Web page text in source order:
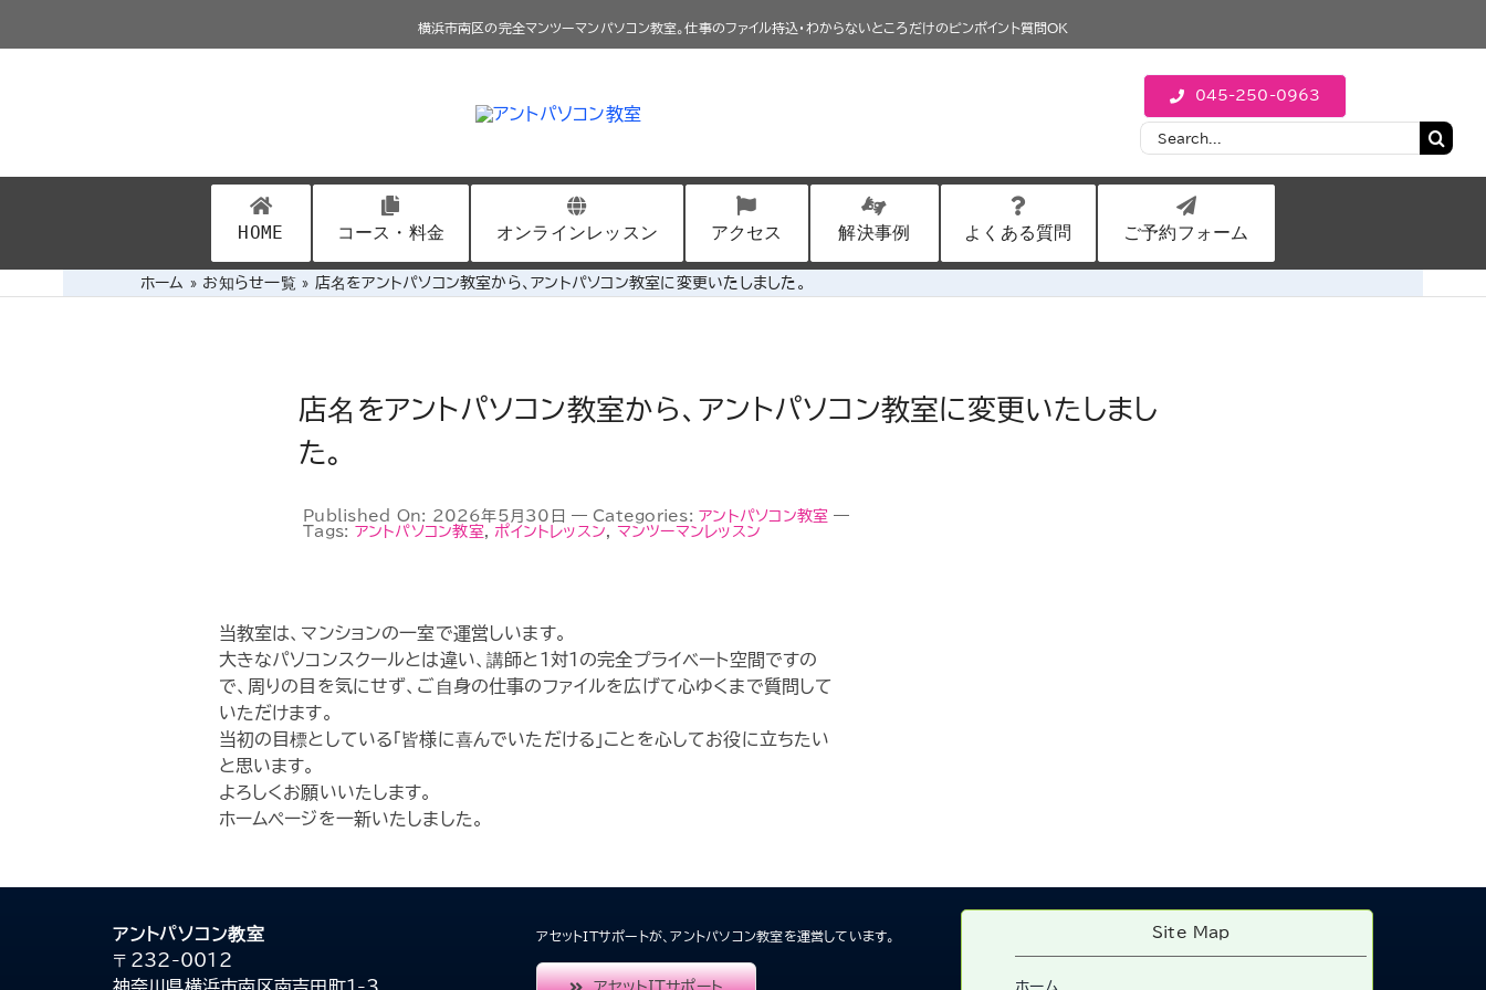
横浜市南区の完全マンツーマンパソコン教室。仕事のファイル持込・わからないところだけのピンポイント質問OK
045-250-0963
Search
for:
HOME コース・料金 オンラインレッスン アクセス 解決事例 よくある質問 ご予約フォーム
ホーム » お知らせ一覧» 店名をアントパソコン教室から、アントパソコン教室に変更いたしました。
店名をアントパソコン教室から、アントパソコン教室に変更いたしまし
た。
Published On: 2026年5月30日 — Categories:アントパソコン教室 —
Tags: アントパソコン教室, ポイントレッスン, マンツーマンレッスン
当教室は、マンションの一室で運営しいます。
大きなパソコンスクールとは違い、講師と1対1の完全プライベート空間ですの
で、周りの目を気にせず、ご自身の仕事のファイルを広げて心ゆくまで質問して
いただけます。
当初の目標としている「皆様に喜んでいただける」ことを心してお役に立ちたい
と思います。
よろしくお願いいたします。
ホームページを一新いたしました。
アントパソコン教室
〒232-0012
アセットITサポートが、アントパソコン教室を運営しています。
アセットITサポート
Site Map
ホーム